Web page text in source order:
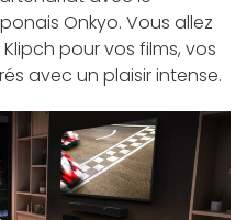
Onkyo. Vous allez
pour vos films, vos
avec un plaisir intense.